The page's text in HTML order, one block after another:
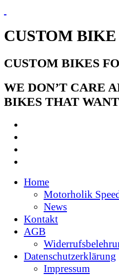
CUSTOM
CUSTOM BIKES
WE DON’T CARE
BIKES THAT
Home
Motorholik
News
Kontakt
AGB
Datenschutzerklärung
Impressum